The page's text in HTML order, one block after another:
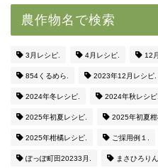
農作物名で検索
3月レシピ. 4月レシピ. 12
854くるめら. 2023年12月レシピ.
2024年冬レシピ. 2024年秋レシピ.
2025年初夏レシピ. 2025年初夏柑
2025年柑橘レシピ. ご採用例１.
ぽっぽ町田20233月. まさひろり